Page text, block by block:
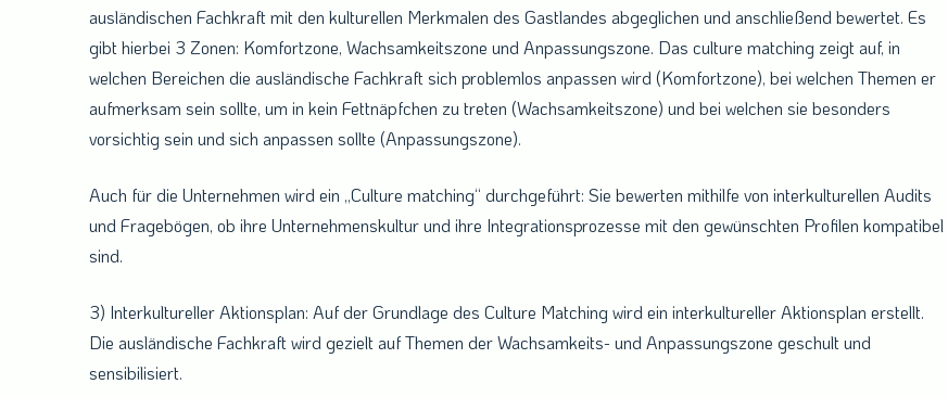
ausländischen Fachkraft mit den kulturellen Merkmalen des Gastlandes abgeglichen und anschließend bewertet. Es
gibt hierbei 3 Zonen: Komfortzone, Wachsamkeitszone und Anpassungszone. Das culture matching zeigt auf, in
welchen Bereichen die ausländische Fachkraft sich problemlos anpassen wird (Komfortzone), bei welchen Themen er
aufmerksam sein sollte, um in kein Fettnäpfchen zu treten (Wachsamkeitszone) und bei welchen sie besonders
vorsichtig sein und sich anpassen sollte (Anpassungszone).
Auch für die Unternehmen wird ein „Culture matching“ durchgeführt: Sie bewerten mithilfe von interkulturellen Audits
und Fragebögen, ob ihre Unternehmenskultur und ihre Integrationsprozesse mit den gewünschten Profilen kompatibel
sind.
3) Interkultureller Aktionsplan: Auf der Grundlage des Culture Matching wird ein interkultureller Aktionsplan erstellt.
Die ausländische Fachkraft wird gezielt auf Themen der Wachsamkeits- und Anpassungszone geschult und
sensibilisiert.